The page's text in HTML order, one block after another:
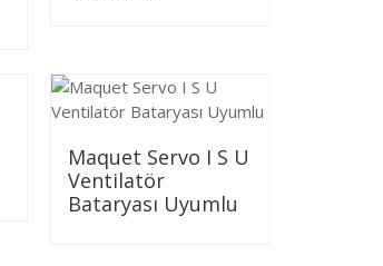
Maquet Servo I S U
Ventilatör
Bataryası Uyumlu